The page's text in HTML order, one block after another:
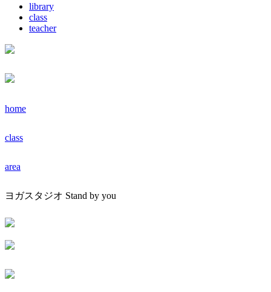
library
class
teacher
home
class
area
ヨガスタジオ Stand by you